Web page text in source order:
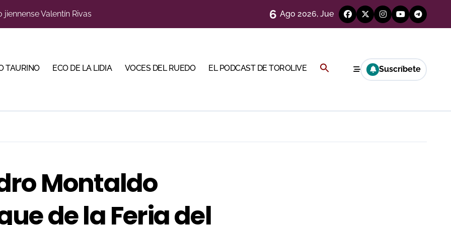
Valentín Rivas
Puertas Grandes de Madrid en una feria de alto nivel
al toro bravo como guardián de la biodiversidad
idilio con el público en una Albahaca de máxima expectación
una campaña para reivindicar los valores del toreo más allá del ruedo
6 Ago 2026, Jue
TAURINO ECO DE LA LIDIA VOCES DEL RUEDO EL PODCAST DE TOROLIVE Buscar: Suscríbete
Montaldo
de la Feria del